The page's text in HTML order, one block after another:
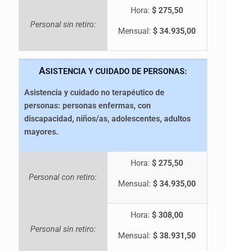
Personal sin retiro:
Hora:$ 275,50
Mensual:$ 34.935,00
ASISTENCIA Y CUIDADO DE PERSONAS:
Asistencia y cuidado no terapéutico de
personas: personas enfermas, con
discapacidad, niños/as, adolescentes, adultos
mayores.
Personal con retiro:
Hora:$ 275,50
Mensual:$ 34.935,00
Personal sin retiro:
Hora:$ 308,00
Mensual:$ 38.931,50